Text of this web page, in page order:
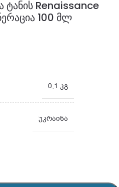
ტანის Renaissance
100 მლ
0,1 კგ
უკრაინა